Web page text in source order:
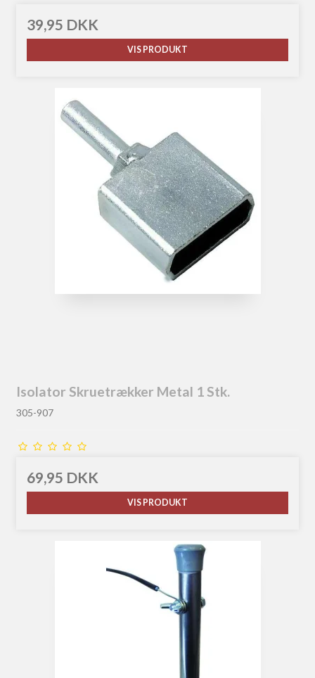
39,95 DKK
VIS PRODUKT
Isolator Skruetrækker Metal 1 Stk.
305-907
69,95 DKK
VIS PRODUKT